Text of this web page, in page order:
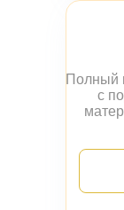
Полный
с